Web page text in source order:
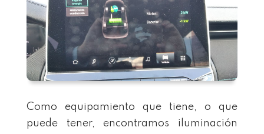
Como equipamiento que tiene, o que
puede tener, encontramos iluminación